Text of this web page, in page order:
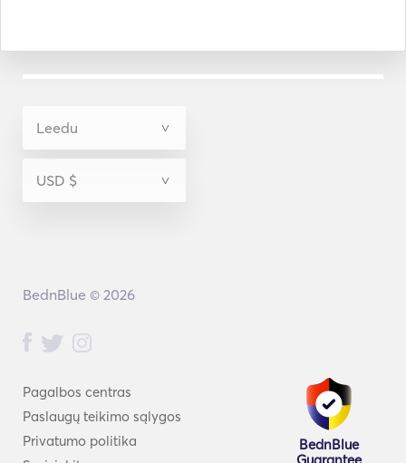
Pagalbos centras
Paslaugų teikimo sąlygos
Privatumo politika
BednBlue
BednBlue © 2026